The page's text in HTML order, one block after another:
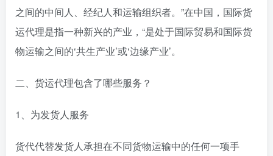
之间的中间人、经纪人和运输组织者。”在中国，国际货
运代理是指一种新兴的产业，“是处于国际贸易和国际货
物运输之间的‘共生产业’或‘边缘产业’。
二、货运代理包含了哪些服务？
1、为发货人服务
货代代替发货人承担在不同货物运输中的任何一项手